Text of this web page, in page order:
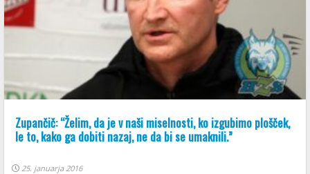
Zupančič: “Želim, da je v naši miselnosti, ko izgubimo plošček,
le to, kako ga dobiti nazaj, ne da bi se umaknili.”
25. januarja 2016